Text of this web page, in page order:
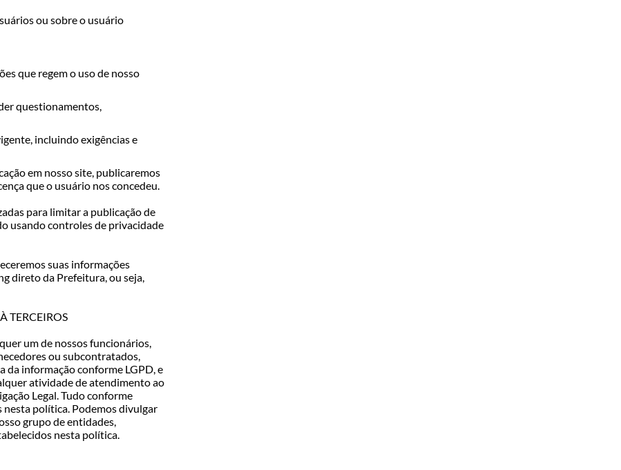
ou sobre o usuário
que regem o uso de nosso
questionamentos,
incluindo exigências e
em nosso site, publicaremos
que o usuário nos concedeu.
para limitar a publicação de
usando controles de privacidade
suas informações
direto da Prefeitura, ou seja,
TERCEIROS
um de nossos funcionários,
ou subcontratados,
da informação conforme LGPD, e
atividade de atendimento ao
Legal. Tudo conforme
nesta política. Podemos divulgar
grupo de entidades,
nesta política.